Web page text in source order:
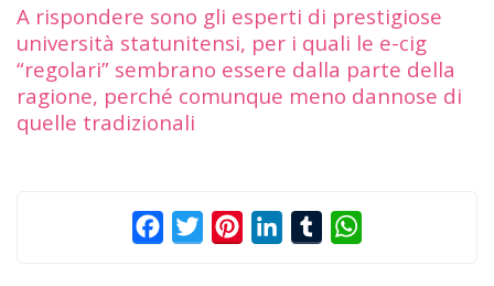
A rispondere sono gli esperti di prestigiose
università statunitensi, per i quali le e-cig
“regolari” sembrano essere dalla parte della
ragione, perché comunque meno dannose di
quelle tradizionali
FacebookTwitterPinterestLinkedInTumblr